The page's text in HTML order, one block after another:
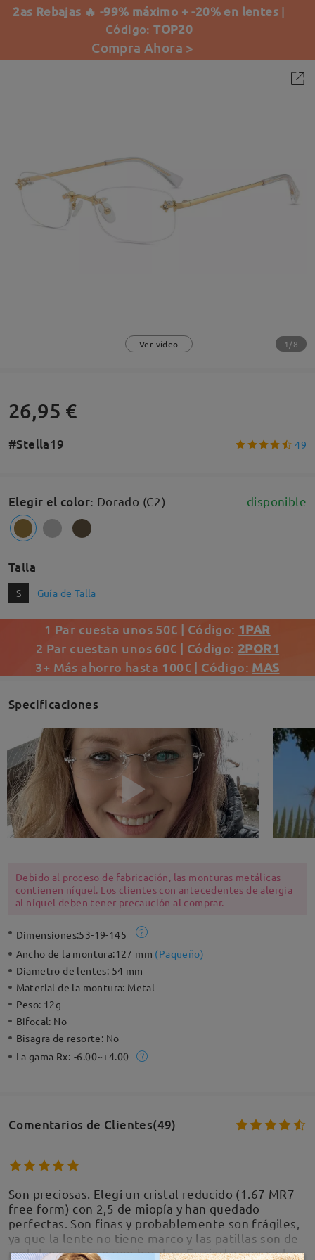
2as Rebajas 🔥 -99% máximo + -20% en lentes |
Código:TOP20
Compra Ahora >
Ver vídeo 1/8
26,95 €
#Stella19 49
Elegir el color: Dorado (C2) disponible
Talla
S Guía de Talla
1 Par cuesta unos 50€ | Código: 1PAR
2 Par cuestan unos 60€ | Código: 2POR1
3+ Más ahorro hasta 100€ | Código: MAS
Specificaciones
Debido al proceso de fabricación, las monturas metálicas
contienen níquel. Los clientes con antecedentes de alergia
al níquel deben tener precaución al comprar.
Dimensiones:53-19-145
Ancho de la montura:127 mm (Paqueño)
Diametro de lentes: 54 mm
Material de la montura: Metal
Peso: 12g
Bifocal: No
Bisagra de resorte: No
La gama Rx: -6.00~+4.00
Comentarios de Clientes(49)
Son preciosas. Elegí un cristal reducido (1.67 MR7
free form) con 2,5 de miopía y han quedado
perfectas. Son finas y probablemente son frágiles,
ya que la lente no tiene marco y las patillas son de
metal, pero no se ven baratas. Es cierto que en las